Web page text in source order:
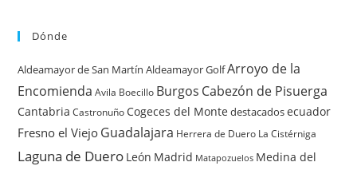
Dónde
Aldeamayor de San Martín Aldeamayor GolfArroyo de la
Encomienda Avila Boecillo Burgos Cabezón de Pisuerga
Cantabria Castronuño Cogeces del Monte destacadosecuador
Fresno el Viejo Guadalajara Herrera de Duero La Cistérniga
Laguna de Duero León Madrid Matapozuelos Medina del